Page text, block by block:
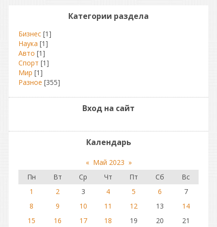
Категории раздела
Бизнес [1]
Наука [1]
Авто [1]
Спорт [1]
Мир [1]
Разное [355]
Вход на сайт
Календарь
« Май 2023 »
Пн
Вт Ср Чт Пт Сб
Вс
1
2 3 4 5 6
7
8
9 10 11 12 13
14
15
16 17 18 19 20
21